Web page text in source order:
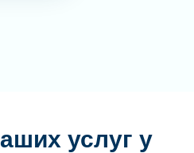
услуг у